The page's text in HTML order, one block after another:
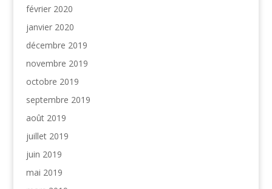
février 2020
janvier 2020
décembre 2019
novembre 2019
octobre 2019
septembre 2019
août 2019
juillet 2019
juin 2019
mai 2019